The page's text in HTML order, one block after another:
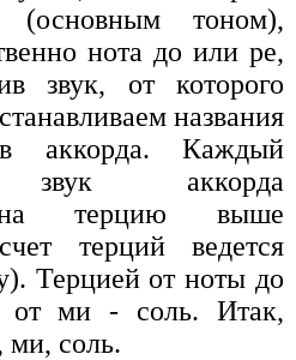
(основным тоном),
нота до или ре,
звук, от которого
названия
аккорда. Каждый
звук аккорда
на терцию выше
терций ведется
Терцией от ноты до
от ми - соль. Итак,
ми, соль.